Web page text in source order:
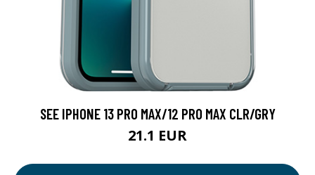
SEE IPHONE 13 PRO MAX/12 PRO MAX CLR/GRY
21.1 EUR